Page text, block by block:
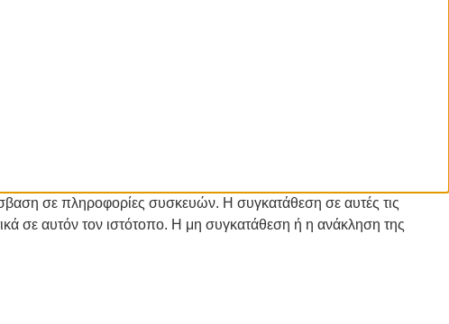
σε πληροφορίες συσκευών. Η συγκατάθεση σε αυτές τις
σε αυτόν τον ιστότοπο. Η μη συγκατάθεση ή η ανάκληση της